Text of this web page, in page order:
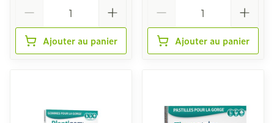
Ajouter au panier Ajouter au panier